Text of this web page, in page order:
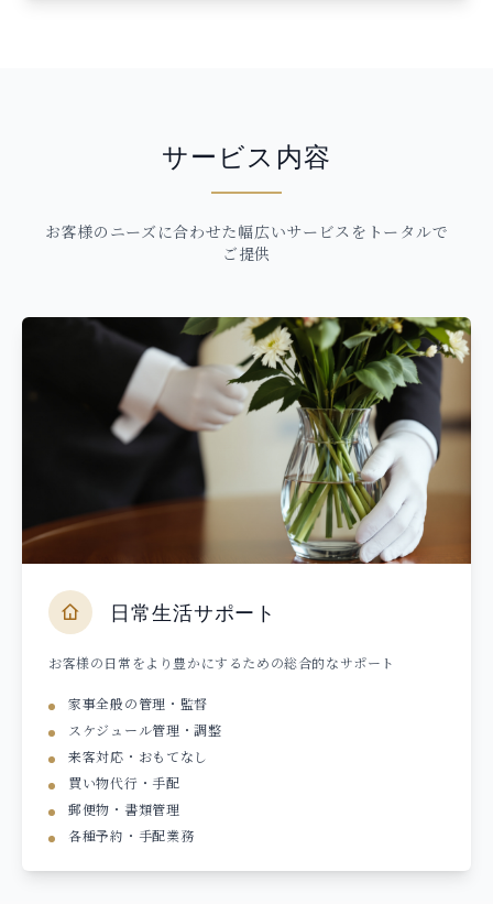
サービス内容
お客様のニーズに合わせた幅広いサービスをトータルで
ご提供
日常生活サポート
お客様の日常をより豊かにするための総合的なサポート
家事全般の管理・監督
スケジュール管理・調整
来客対応・おもてなし
買い物代行・手配
郵便物・書類管理
各種予約・手配業務